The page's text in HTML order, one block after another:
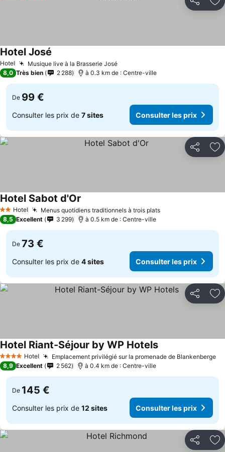
Partager
Hotel Musique live à la Brasserie José
Hotel José
8,0 Très bien 2 288 à 0.3 km de : Centre-ville
De 99 €
Consulter les prix de 7 sites Consulter les prix
Partager
2 Étoiles
Hotel Menus quotidiens traditionnels à trois plats
Hotel Sabot d'Or
8,5 Excellent 3 299 à 0.5 km de : Centre-ville
De 73 €
Consulter les prix de 4 sites Consulter les prix
Partager
4 Étoiles Hotel Emplacement privilégié sur la promenade de Blankenberge
Hotel Riant-Séjour by WP Hotels
8,9 Excellent 2 562 à 0.4 km de : Centre-ville
De 145 €
Consulter les prix de 12 sites Consulter les prix
Partager